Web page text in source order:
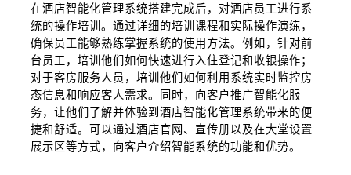
在酒店智能化管理系统搭建完成后，对酒店员工进行系
统的操作培训。通过详细的培训课程和实际操作演练，
确保员工能够熟练掌握系统的使用方法。例如，针对前
台员工，培训他们如何快速进行入住登记和收银操作；
对于客房服务人员，培训他们如何利用系统实时监控房
态信息和响应客人需求。同时，向客户推广智能化服
务，让他们了解并体验到酒店智能化管理系统带来的便
捷和舒适。可以通过酒店官网、宣传册以及在大堂设置
展示区等方式，向客户介绍智能系统的功能和优势。